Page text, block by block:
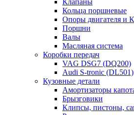
Клапаны
Кольца поршневые
Опоры двигателя и
Поршни
Валы
Масляная система
Коробки передач
VAG DSG7 (DQ200)
Audi S-tronic (DL501)
Кузовные детали
Амортизаторы
Брызговики
Клипсы, пистоны,